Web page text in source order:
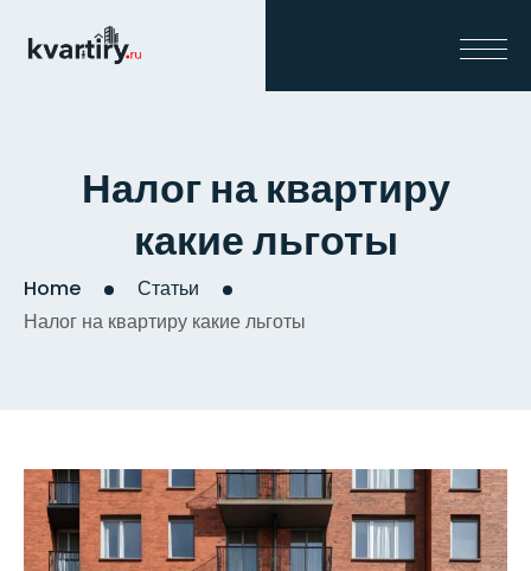
Налог на квартиру
какие льготы
Home
Статьи
Налог на квартиру какие льготы